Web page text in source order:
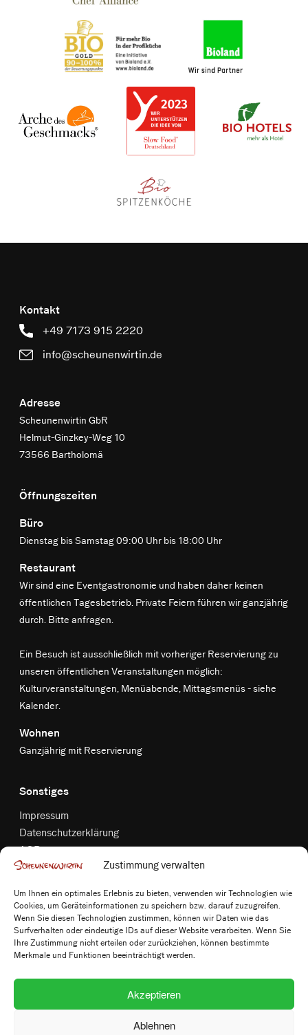
Zustimmung verwalten
Um Ihnen ein optimales Erlebnis zu bieten, verwenden wir Technologien wie
Cookies, um Geräteinformationen zu speichern bzw. darauf zuzugreifen.
Wenn Sie diesen Technologien zustimmen, können wir Daten wie das
Surfverhalten oder eindeutige IDs auf dieser Website verarbeiten. Wenn Sie
Ihre Zustimmung nicht erteilen oder zurückziehen, können bestimmte
Merkmale und Funktionen beeinträchtigt werden.
Akzeptieren
Ablehnen
Kontakt
+49 7173 915 2220
info@scheunenwirtin.de
Adresse
Scheunenwirtin GbR
Helmut-Ginzkey-Weg 10
73566 Bartholomä
Öffnungszeiten
Büro
Dienstag bis Samstag 09:00 Uhr bis 18:00 Uhr
Restaurant
Wir sind eine Eventgastronomie und haben daher keinen
öffentlichen Tagesbetrieb. Private Feiern führen wir ganzjährig
durch. Bitte anfragen.
Ein Besuch ist ausschließlich mit vorheriger Reservierung zu
unseren öffentlichen Veranstaltungen möglich:
Kulturveranstaltungen, Menüabende, Mittagsmenüs -siehe
Kalender.
Wohnen
Ganzjährig mit Reservierung
Sonstiges
Impressum
Datenschutzerklärung
AGB
Widerrufsbelehrung
Bildnachweis
Cookie-Richtlinie (EU)
Vertrag widerrufen
Follow us